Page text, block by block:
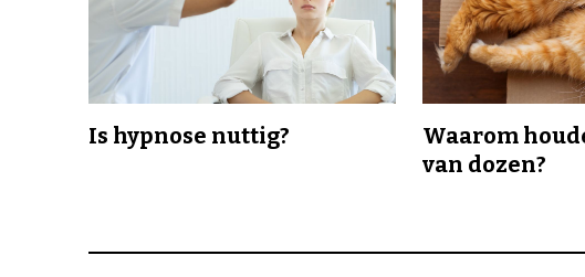
Is hypnose nuttig?
Waarom
van dozen?